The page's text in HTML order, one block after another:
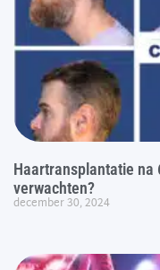
Haartransplantatie na
verwachten?
december 30, 2024